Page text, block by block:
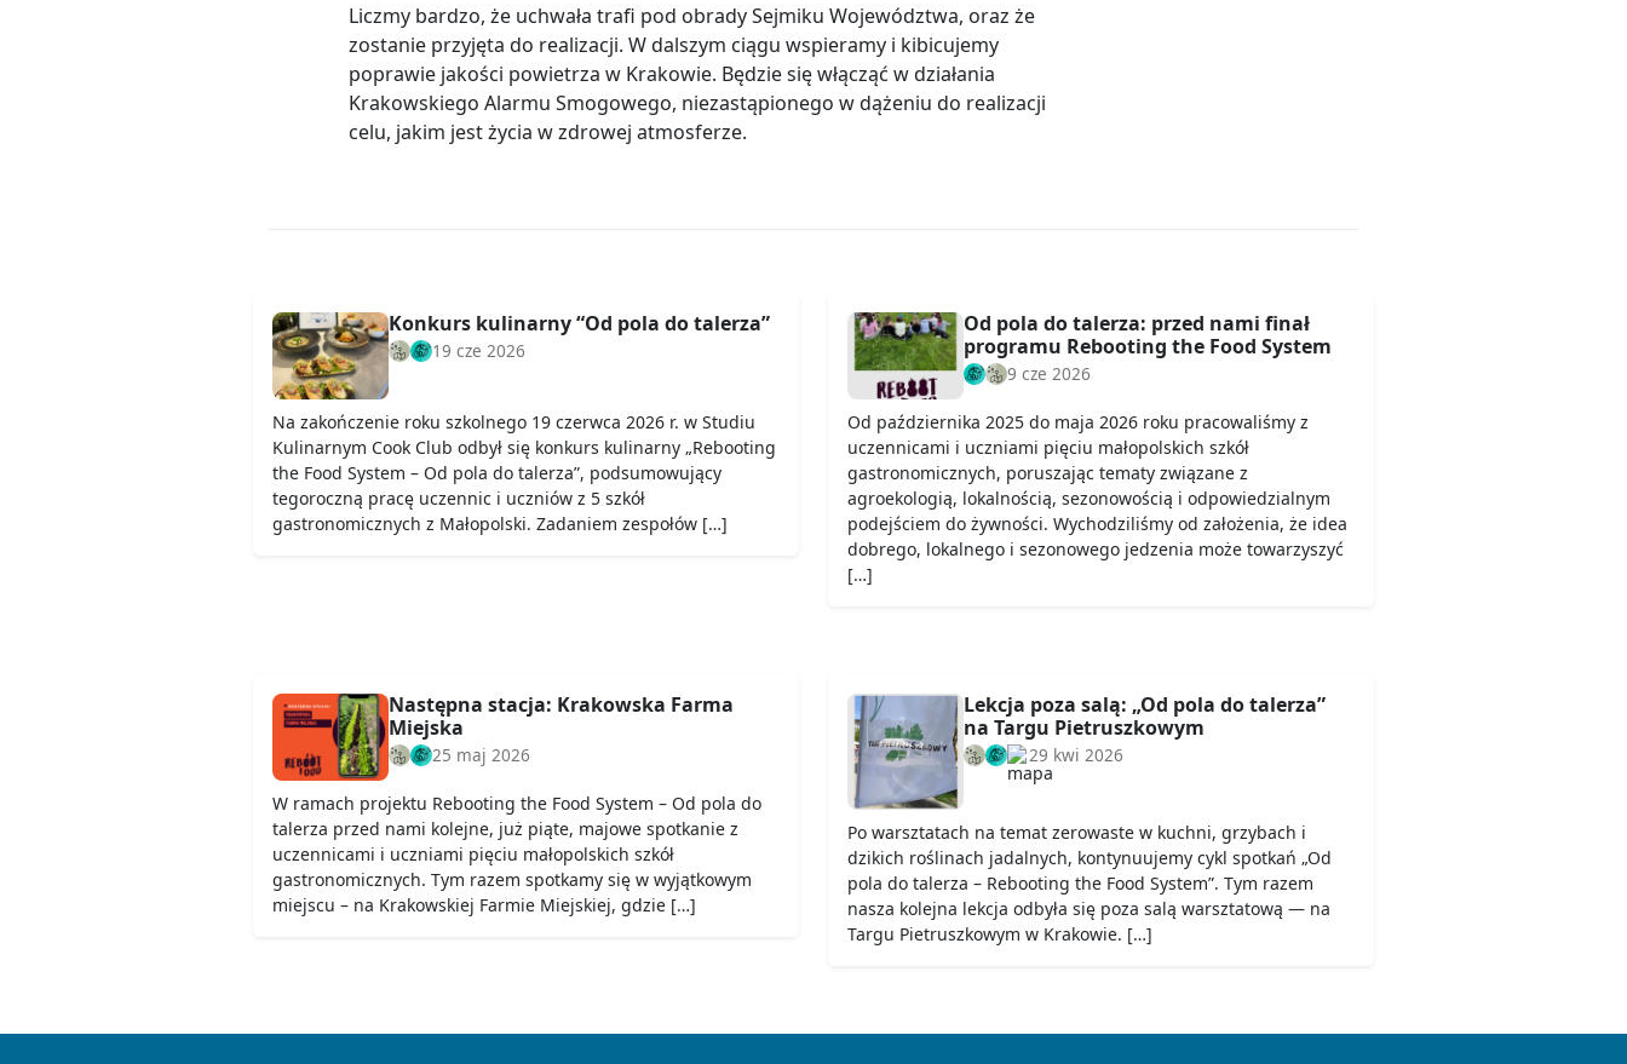
Liczmy bardzo, że uchwała trafi pod obrady Sejmiku Województwa, oraz że
zostanie przyjęta do realizacji. W dalszym ciągu wspieramy i kibicujemy
poprawie jakości powietrza w Krakowie. Będzie się włącząć w działania
Krakowskiego Alarmu Smogowego, niezastąpionego w dążeniu do realizacji
celu, jakim jest życia w zdrowej atmosferze.
Konkurs kulinarny “Od pola do talerza”
19 cze 2026
Na zakończenie roku szkolnego 19 czerwca 2026 r. w Studiu
Kulinarnym Cook Club odbył się konkurs kulinarny „Rebooting
the Food System – Od pola do talerza”, podsumowujący
tegoroczną pracę uczennic i uczniów z 5 szkół
gastronomicznych z Małopolski. Zadaniem zespołów […]
Od pola do talerza: przed nami finał
programu Rebooting the Food System
9 cze 2026
Od października 2025 do maja 2026 roku pracowaliśmy z
uczennicami i uczniami pięciu małopolskich szkół
gastronomicznych, poruszając tematy związane z
agroekologią, lokalnością, sezonowością i odpowiedzialnym
podejściem do żywności. Wychodziliśmy od założenia, że idea
dobrego, lokalnego i sezonowego jedzenia może towarzyszyć
[…]
Następna stacja: Krakowska Farma
Miejska
25 maj 2026
W ramach projektu Rebooting the Food System – Od pola do
talerza przed nami kolejne, już piąte, majowe spotkanie z
uczennicami i uczniami pięciu małopolskich szkół
gastronomicznych. Tym razem spotkamy się w wyjątkowym
miejscu – na Krakowskiej Farmie Miejskiej, gdzie […]
Lekcja poza salą: „Od pola do talerza”
na Targu Pietruszkowym
29 kwi 2026
Po warsztatach na temat zerowaste w kuchni, grzybach i
dzikich roślinach jadalnych, kontynuujemy cykl spotkań „Od
pola do talerza – Rebooting the Food System”. Tym razem
nasza kolejna lekcja odbyła się poza salą warsztatową — na
Targu Pietruszkowym w Krakowie. […]